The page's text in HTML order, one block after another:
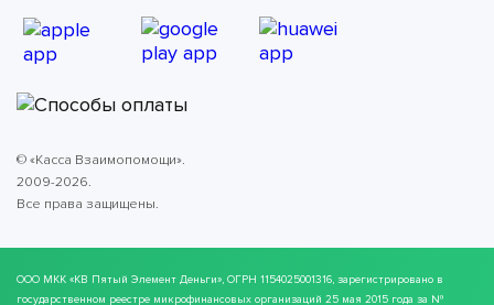
© «Касса Взаимопомощи».
2009-2026.
Все права защищены.
ООО МКК «КВ Пятый Элемент Деньги», ОГРН 1154025001316, зарегистрировано в
государственном реестре микрофинансовых организаций 25 мая 2015 года за №